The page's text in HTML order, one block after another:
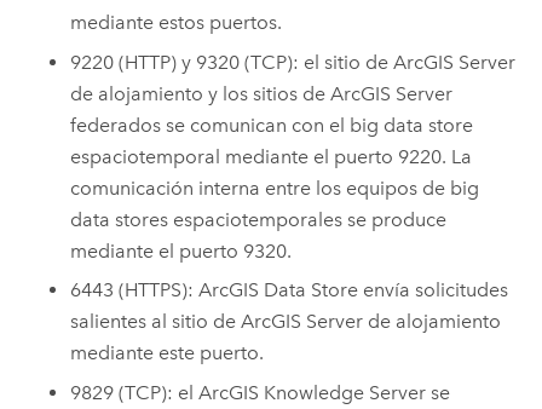
mediante estos puertos.
9220 (HTTP) y 9320 (TCP): el sitio deArcGIS Server
de alojamiento y los sitios deArcGIS Server
federados se comunican con el big data store
espaciotemporal mediante el puerto 9220. La
comunicación interna entre los equipos de big
data stores espaciotemporales se produce
mediante el puerto 9320.
6443 (HTTPS):ArcGIS Data Store envía solicitudes
salientes al sitio deArcGIS Server de alojamiento
mediante este puerto.
9829 (TCP): elArcGIS Knowledge Server se